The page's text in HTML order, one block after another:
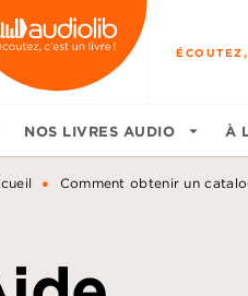
RECHERCHE
NOS LIVRES AUDIO arrow_drop_down À
• Comment obtenir un